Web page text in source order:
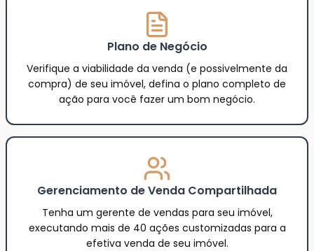
Plano de Negócio
Verifique a viabilidade da venda (e possivelmente da
compra) de seu imóvel, defina o plano completo de
ação para você fazer um bom negócio.
Gerenciamento de Venda Compartilhada
Tenha um gerente de vendas para seu imóvel,
executando mais de 40 ações customizadas para a
efetiva venda de seu imóvel.